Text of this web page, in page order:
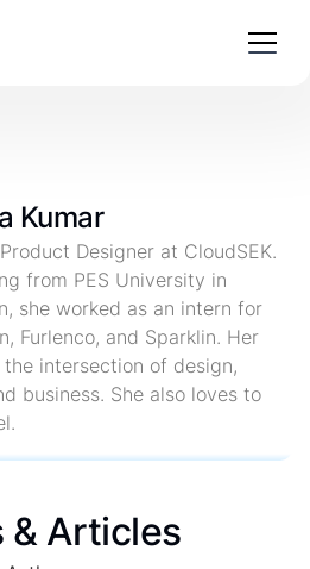
Kumar
Designer at CloudSEK.
from PES University in
she worked as an intern for
Furlenco, and Sparklin. Her
intersection of design,
business. She also loves to
& Articles